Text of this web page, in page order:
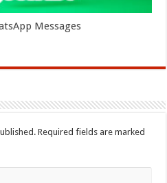
Messages
Required fields are marked